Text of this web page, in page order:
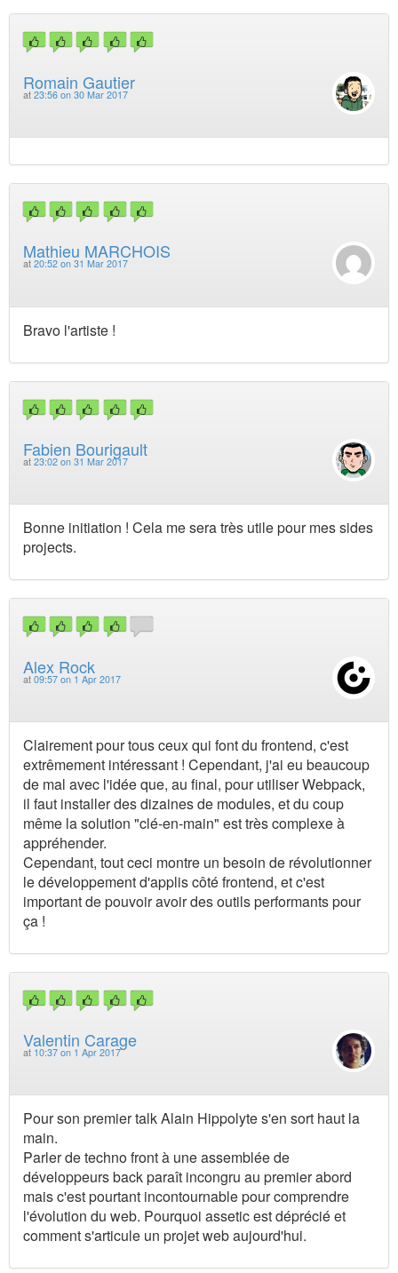
Romain Gautier
at 23:56 on 30 Mar 2017
Mathieu MARCHOIS
at 20:52 on 31 Mar 2017
Bravo l'artiste !
Fabien Bourigault
at 23:02 on 31 Mar 2017
Bonne initiation ! Cela me sera très utile pour mes sides
projects.
Alex Rock
at 09:57 on 1 Apr 2017
Clairement pour tous ceux qui font du frontend, c'est
extrêmement intéressant ! Cependant, j'ai eu beaucoup
de mal avec l'idée que, au final, pour utiliser Webpack,
il faut installer des dizaines de modules, et du coup
même la solution "clé-en-main" est très complexe à
appréhender.
Cependant, tout ceci montre un besoin de révolutionner
le développement d'applis côté frontend, et c'est
important de pouvoir avoir des outils performants pour
ça !
Valentin Carage
at 10:37 on 1 Apr 2017
Pour son premier talk Alain Hippolyte s'en sort haut la
main.
Parler de techno front à une assemblée de
développeurs back paraît incongru au premier abord
mais c'est pourtant incontournable pour comprendre
l'évolution du web. Pourquoi assetic est déprécié et
comment s'articule un projet web aujourd'hui.